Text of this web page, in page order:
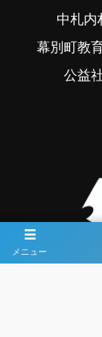
メニュー
中札内
幕別町教
公益